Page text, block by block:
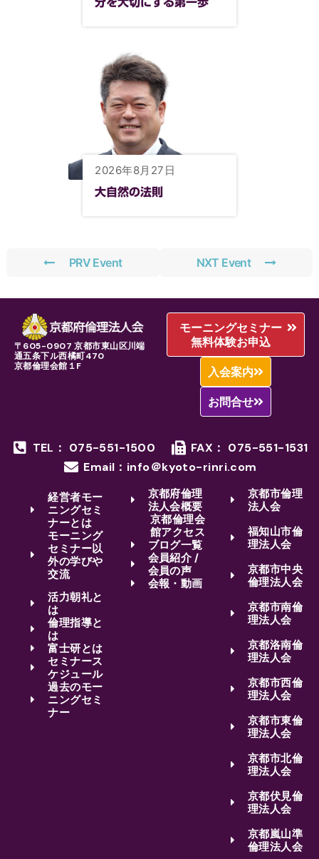
分を大切にする第一歩
2026年8月27日
大自然の法則
PRV Event NXT Event
〒605-0907 京都市東山区川端
通五条下ル西橘町470
京都倫理会館１F
モーニングセミナー
無料体験お申込
入会案内
お問合せ
TEL： 075-551-1500
FAX： 075-551-1531
Email：info＠kyoto-rinri.com
経営者モー
ニングセミ
ナーとは
モーニング
セミナー以
外の学びや
交流
活力朝礼と
は
倫理指導と
は
富士研とは
セミナース
ケジュール
過去のモー
ニングセミ
ナー
京都府倫理
法人会概要
京都倫理会
館アクセス
ブログ一覧
会員紹介 /
会員の声
会報・動画
京都市倫理
法人会
福知山市倫
理法人会
京都市中央
倫理法人会
京都市南倫
理法人会
京都洛南倫
理法人会
京都市西倫
理法人会
京都市東倫
理法人会
京都市北倫
理法人会
京都伏見倫
理法人会
京都嵐山準
倫理法人会